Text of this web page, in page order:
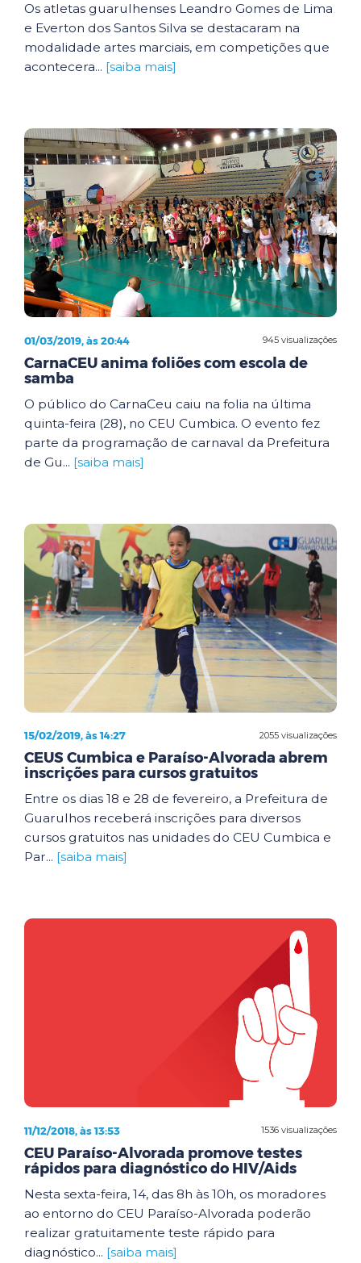
Os atletas guarulhenses Leandro Gomes de Lima
e Everton dos Santos Silva se destacaram na
modalidade artes marciais, em competições que
acontecera... [saiba mais]
945 visualizações
01/03/2019, às 20:44
CarnaCEU anima foliões com escola de
samba
O público do CarnaCeu caiu na folia na última
quinta-feira (28), no CEU Cumbica. O evento fez
parte da programação de carnaval da Prefeitura
de Gu... [saiba mais]
2055 visualizações
15/02/2019, às 14:27
CEUS Cumbica e Paraíso-Alvorada abrem
inscrições para cursos gratuitos
Entre os dias 18 e 28 de fevereiro, a Prefeitura de
Guarulhos receberá inscrições para diversos
cursos gratuitos nas unidades do CEU Cumbica e
Par... [saiba mais]
1536 visualizações
11/12/2018, às 13:53
CEU Paraíso-Alvorada promove testes
rápidos para diagnóstico do HIV/Aids
Nesta sexta-feira, 14, das 8h às 10h, os moradores
ao entorno do CEU Paraíso-Alvorada poderão
realizar gratuitamente teste rápido para
diagnóstico... [saiba mais]